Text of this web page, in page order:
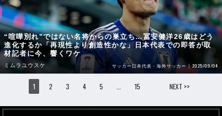
“喧嘩別れ”ではない名将からの巣立ち…冨安健洋26歳はどう
進化するか「再現性より創造性かな」日本代表での即答が取
材記者に今、響くワケ
ミムラユウスケ サッカー日本代表・海外サッカー 2025/09/04
1 2 3 4 5 15 NEXT >>